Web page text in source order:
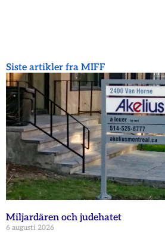
Siste artikler fra MIFF
Miljardären och judehatet
6 augusti 2026